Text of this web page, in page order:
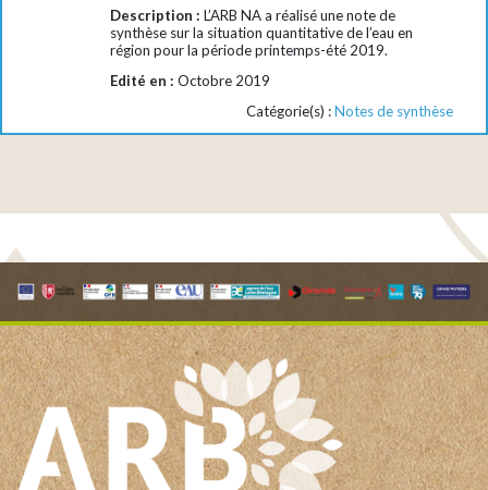
Description : L’ARB NA a réalisé une note de
synthèse sur la situation quantitative de l’eau en
région pour la période printemps-été 2019.
Edité en : Octobre 2019
Catégorie(s) :Notes de synthèse